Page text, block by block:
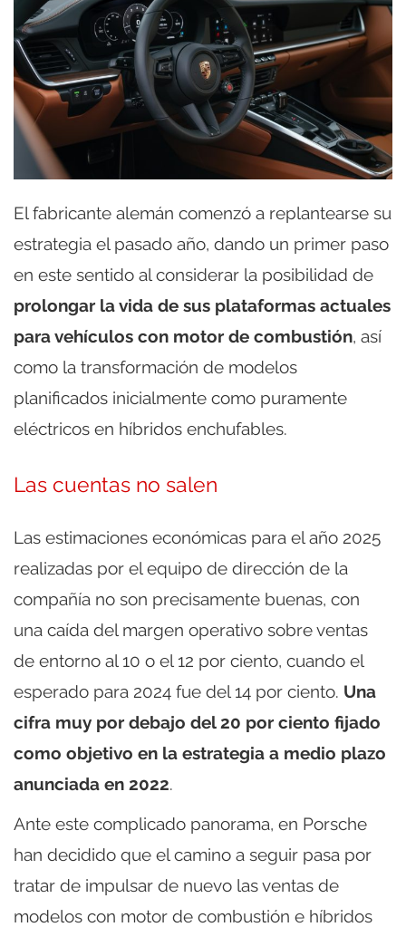
El fabricante alemán comenzó a replantearse su
estrategia el pasado año, dando un primer paso
en este sentido al considerar la posibilidad de
prolongar la vida de sus plataformas actuales
para vehículos con motor de combustión, así
como la transformación de modelos
planificados inicialmente como puramente
eléctricos en híbridos enchufables.
Las cuentas no salen
Las estimaciones económicas para el año 2025
realizadas por el equipo de dirección de la
compañía no son precisamente buenas, con
una caída del margen operativo sobre ventas
de entorno al 10 o el 12 por ciento, cuando el
esperado para 2024 fue del 14 por ciento. Una
cifra muy por debajo del 20 por ciento fijado
como objetivo en la estrategia a medio plazo
anunciada en 2022.
Ante este complicado panorama, en Porsche
han decidido que el camino a seguir pasa por
tratar de impulsar de nuevo las ventas de
modelos con motor de combustión e híbridos